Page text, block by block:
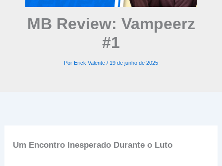
MB Review: Vampeerz
#1
Por Erick Valente / 19 de junho de 2025
Um Encontro Inesperado Durante o Luto